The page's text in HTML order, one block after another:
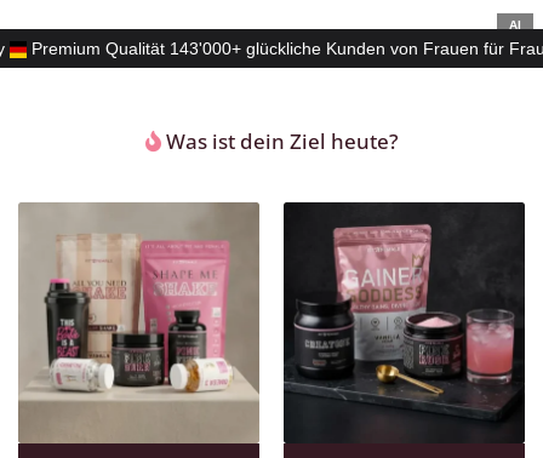
AI
Premium Qualität 143'000+ glückliche Kunden von Frauen für
Was ist dein Ziel heute?